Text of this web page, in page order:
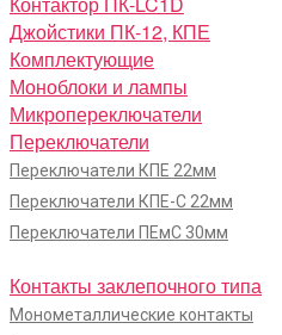
Джойстики ПК-12, КПЕ
Комплектующие
Моноблоки и лампы
Микропереключатели
Переключатели
Переключатели КПЕ 22мм
Переключатели КПЕ-С 22мм
Переключатели ПЕмС 30мм
Контакты заклепочного типа
Монометаллические контакты